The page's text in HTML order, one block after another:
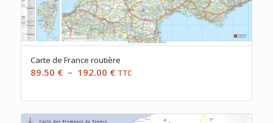
Carte de France routière
89.50 € – 192.00 €Plage
prix :
89.50 €
TTC